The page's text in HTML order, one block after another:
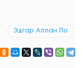
Эдгар Аллан По